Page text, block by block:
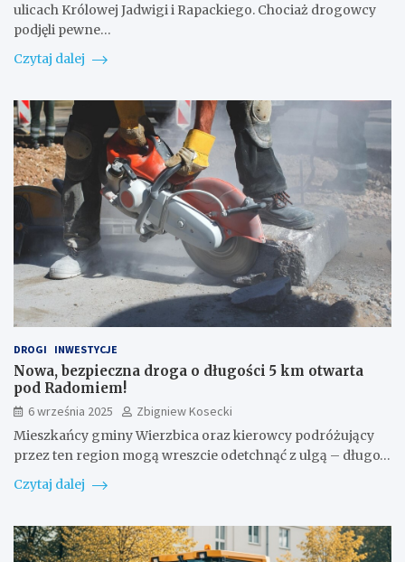
ulicach Królowej Jadwigi i Rapackiego. Chociaż drogowcy
podjęli pewne…
Czytaj dalej
DROGI INWESTYCJE
Nowa, bezpieczna droga o długości 5 km otwarta
pod Radomiem!
6 września 2025
Zbigniew Kosecki
Mieszkańcy gminy Wierzbica oraz kierowcy podróżujący
przez ten region mogą wreszcie odetchnąć z ulgą – długo…
Czytaj dalej